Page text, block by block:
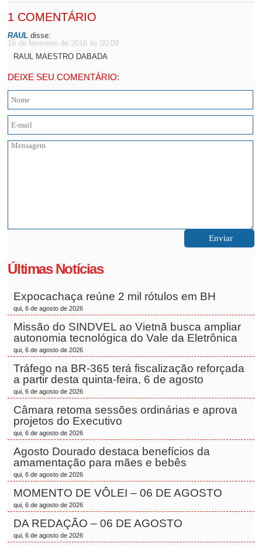
1 COMENTÁRIO
RAUL disse:
16 de fevereiro de 2016 às 00:09
RAUL MAESTRO DABADA
DEIXE SEU COMENTÁRIO:
Últimas Notícias
Expocachaça reúne 2 mil rótulos em BH
qui, 6 de agosto de 2026
Missão do SINDVEL ao Vietnã busca ampliar
autonomia tecnológica do Vale da Eletrônica
qui, 6 de agosto de 2026
Tráfego na BR-365 terá fiscalização reforçada
a partir desta quinta-feira, 6 de agosto
qui, 6 de agosto de 2026
Câmara retoma sessões ordinárias e aprova
projetos do Executivo
qui, 6 de agosto de 2026
Agosto Dourado destaca benefícios da
amamentação para mães e bebês
qui, 6 de agosto de 2026
MOMENTO DE VÔLEI – 06 DE AGOSTO
qui, 6 de agosto de 2026
DA REDAÇÃO – 06 DE AGOSTO
qui, 6 de agosto de 2026